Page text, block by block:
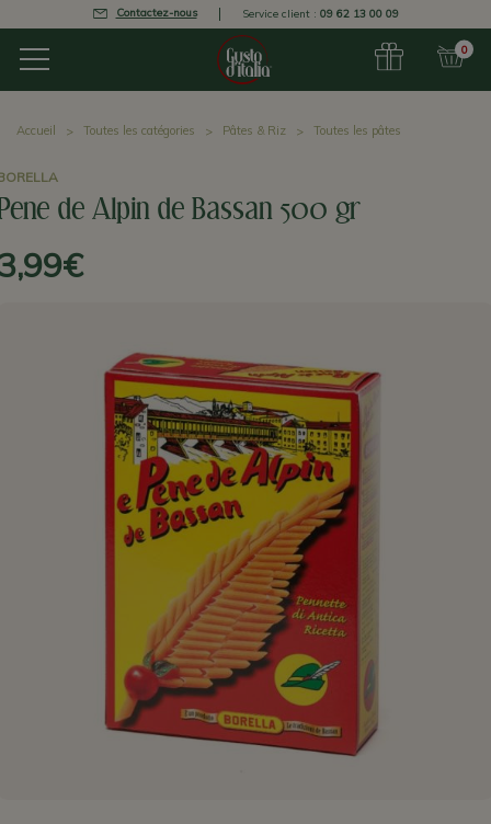
Contactez-nous Service client : 09 62 13 00 09
0
Accueil Toutes les catégories Pâtes & Riz Toutes les pâtes
de Alpin de Bassan 500 gr